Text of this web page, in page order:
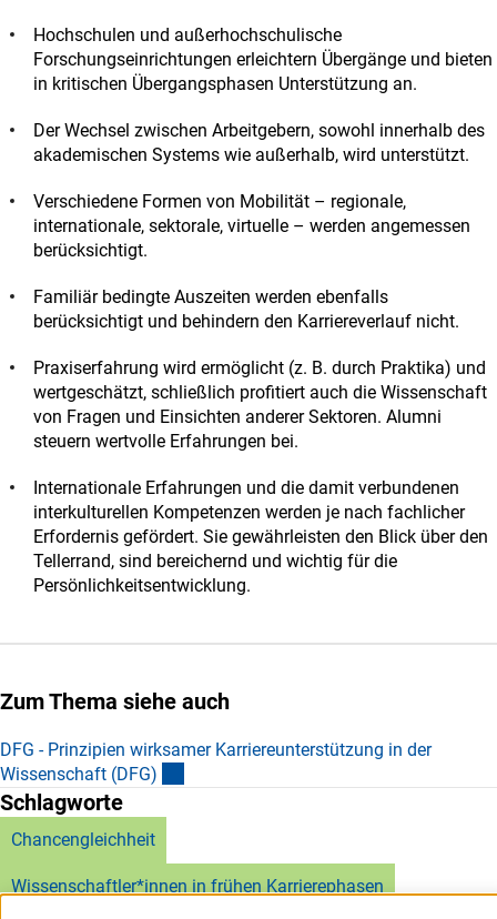
Hochschulen und außerhochschulische
Forschungseinrichtungen erleichtern Übergänge und bieten
in kritischen Übergangsphasen Unterstützung an.
Der Wechsel zwischen Arbeitgebern, sowohl innerhalb des
akademischen Systems wie außerhalb, wird unterstützt.
Verschiedene Formen von Mobilität – regionale,
internationale, sektorale, virtuelle – werden angemessen
berücksichtigt.
Familiär bedingte Auszeiten werden ebenfalls
berücksichtigt und behindern den Karriereverlauf nicht.
Praxiserfahrung wird ermöglicht (z. B. durch Praktika) und
wertgeschätzt, schließlich profitiert auch die Wissenschaft
von Fragen und Einsichten anderer Sektoren. Alumni
steuern wertvolle Erfahrungen bei.
Internationale Erfahrungen und die damit verbundenen
interkulturellen Kompetenzen werden je nach fachlicher
Erfordernis gefördert. Sie gewährleisten den Blick über den
Tellerrand, sind bereichernd und wichtig für die
Persönlichkeitsentwicklung.
Zum Thema siehe auch
DFG - Prinzipien wirksamer Karriereunterstützung in der
Wissenschaft (DFG)
Schlagworte
Chancengleichheit
Wissenschaftler*innen in frühen Karrierephasen